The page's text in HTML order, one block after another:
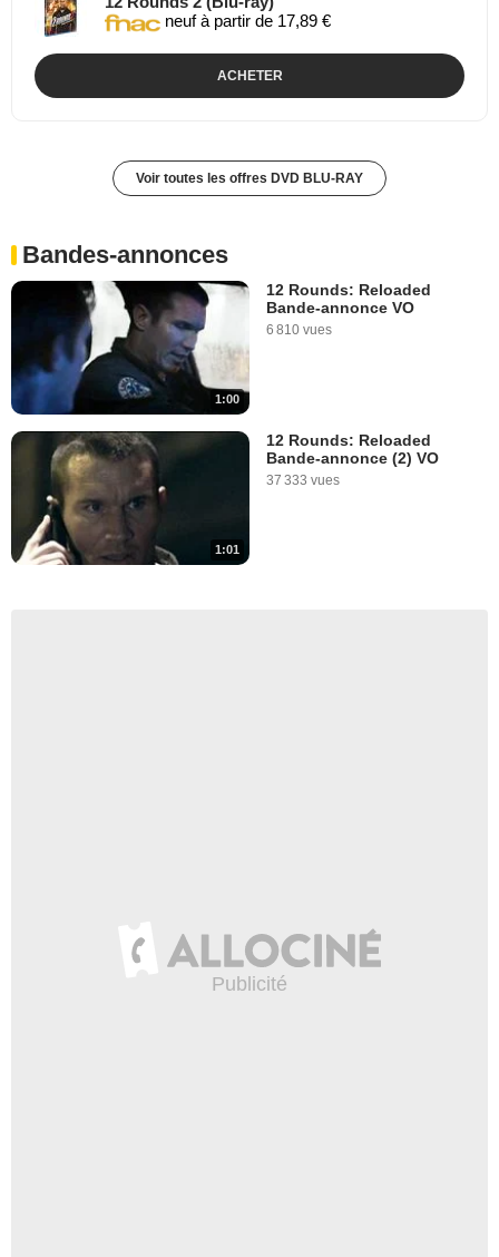
neuf à partir de 17,89 €
ACHETER
Voir toutes les offres DVD BLU-RAY
Bandes-annonces
1:00
12 Rounds: Reloaded
Bande-annonce VO
6 810 vues
1:01
12 Rounds: Reloaded
Bande-annonce (2) VO
37 333 vues